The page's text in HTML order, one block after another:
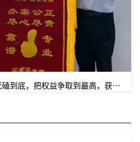
到底，把权益争取到最高，获得132